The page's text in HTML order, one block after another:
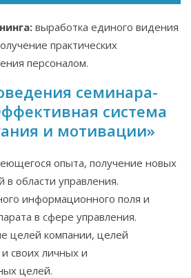
выработка единого видения
практических
персоналом.
семинара-
система
и мотивации»
опыта, получение новых
в области управления.
информационного поля и
в сфере управления.
целей компании, целей
своих личных и
целей.